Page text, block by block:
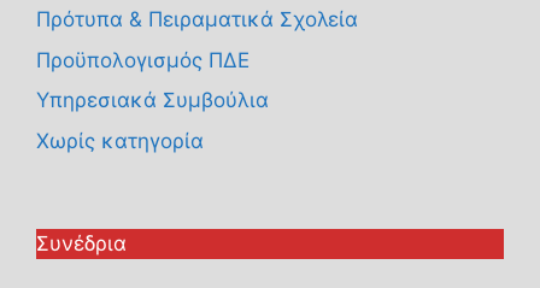
Πρότυπα & Πειραματικά Σχολεία
Προϋπολογισμός ΠΔΕ
Υπηρεσιακά Συμβούλια
Χωρίς κατηγορία
Συνέδρια